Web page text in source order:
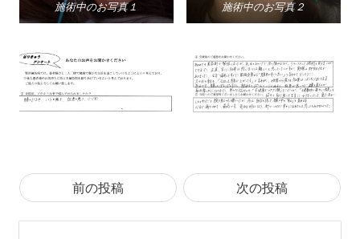
施術中のお写真１ 施術中のお写真２
前の投稿 次の投稿